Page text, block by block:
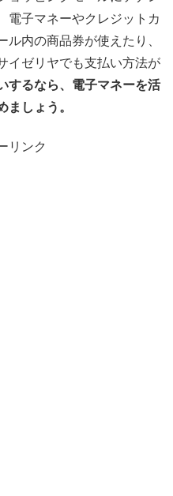
電子マネーやクレジットカ
内の商品券が使えたり、
イゼリヤでも支払い方法が
するなら、電子マネーを活
ましょう。
リンク